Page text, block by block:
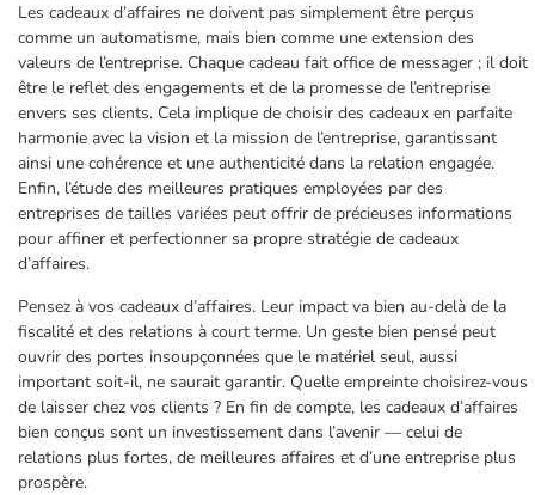
Les cadeaux d’affaires ne doivent pas simplement être perçus
comme un automatisme, mais bien comme une extension des
valeurs de l’entreprise. Chaque cadeau fait office de messager ; il doit
être le reflet des engagements et de la promesse de l’entreprise
envers ses clients. Cela implique de choisir des cadeaux en parfaite
harmonie avec la vision et la mission de l’entreprise, garantissant
ainsi une cohérence et une authenticité dans la relation engagée.
Enfin, l’étude des meilleures pratiques employées par des
entreprises de tailles variées peut offrir de précieuses informations
pour affiner et perfectionner sa propre stratégie de cadeaux
d’affaires.
Pensez à vos cadeaux d’affaires. Leur impact va bien au-delà de la
fiscalité et des relations à court terme. Un geste bien pensé peut
ouvrir des portes insoupçonnées que le matériel seul, aussi
important soit-il, ne saurait garantir. Quelle empreinte choisirez-vous
de laisser chez vos clients ? En fin de compte, les cadeaux d’affaires
bien conçus sont un investissement dans l’avenir — celui de
relations plus fortes, de meilleures affaires et d’une entreprise plus
prospère.